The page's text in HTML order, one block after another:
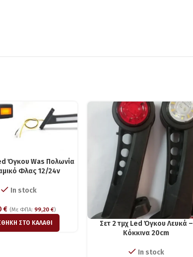
Όγκου Was Πολωνία
Φλας 12/24v
In stock
€ (Με ΦΠΑ: 99,20 €)
ΣΤΟ ΚΑΛΆΘΙ
Σετ 2 τμχ Led Όγκου Λευκά –
Kόκκινα 20cm
In stock